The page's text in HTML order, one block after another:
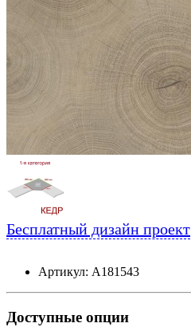
Бесплатный дизайн проект
Артикул: А181543
Доступные опции